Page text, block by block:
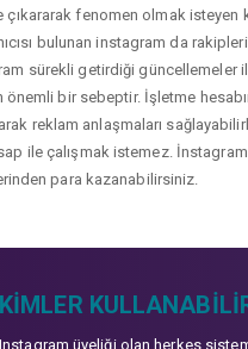
fenomen olmak
bulunan instagram da
getirdiği güncellemeler
bir sebeptir. İşletme
reklam anlaşmaları
ile çalışmak istemez.
para kazanabilirsiniz.
KIMLER
Instagram üyeliği olan herkes